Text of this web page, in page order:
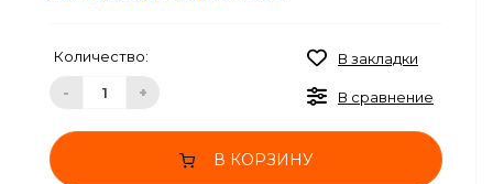
Количество:
- +
В закладки
В сравнение
В КОРЗИНУ